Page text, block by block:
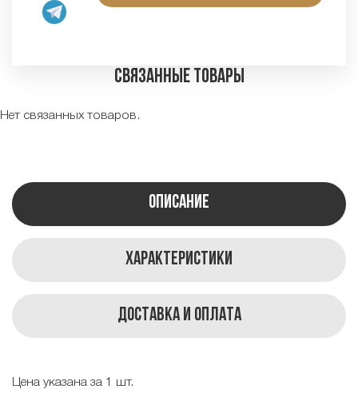
Связанные товары
Нет связанных товаров.
Описание
Характеристики
Доставка и оплата
Цена указана за 1 шт.